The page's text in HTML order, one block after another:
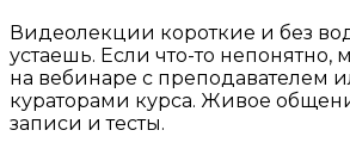
Видеолекции короткие и без
устаешь. Если что-то непонятно,
на вебинаре с преподавателем
кураторами курса. Живое
записи и тесты.